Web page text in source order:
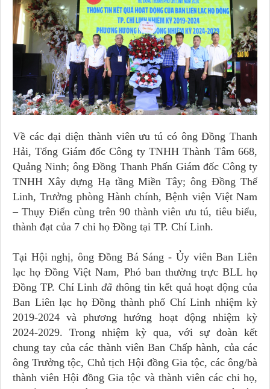
Về các đại diện thành viên ưu tú cóông Đồng Thanh
Hải, Tổng Giám đốc Công ty TNHH Thành Tâm 668,
Quảng Ninh; ông Đồng Thanh Phấn Giám đốc Công ty
TNHH Xây dựng Hạ tầng Miền Tây; ông Đồng Thế
Linh, Trưởng phòng Hành chính, Bệnh viện Việt Nam
– Thụy Điển cùng trên 90 thành viên ưu tú, tiêu biểu,
thành đạt của 7 chi họ Đồng tại TP. Chí Linh.
Tại Hội nghị,ông Đồng Bá Sáng - Ủy viên Ban Liên
lạc họ Đồng Việt Nam, Phó ban thường trực BLL họ
Đồng TP. Chí Linh đã thông tin kết quả hoạt động của
Ban Liên lạc họ Đồng thành phố Chí Linh nhiệm kỳ
2019-2024 và phương hướng hoạt động nhiệm kỳ
2024-2029. Trong nhiệm kỳ qua, với sự đoàn kết
chung tay của các thành viên Ban Chấp hành, của các
ông Trưởng tộc, Chủ tịch Hội đồng Gia tộc, các ông/bà
thành viên Hội đồng Gia tộc và thành viên các chi họ,